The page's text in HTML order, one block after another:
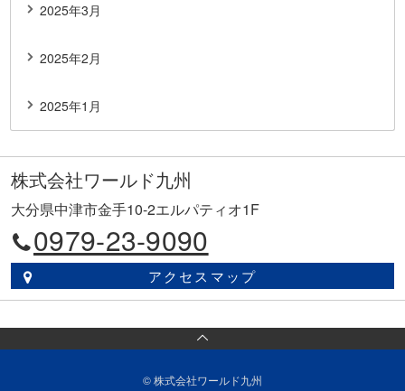
2025年3月
2025年2月
2025年1月
株式会社ワールド九州
大分県中津市金手10-2エルパティオ1F
0979-23-9090
アクセスマップ
© 株式会社ワールド九州